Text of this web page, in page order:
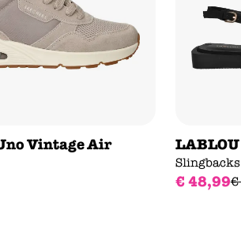
Vintage Air LABLOU
Slingbacks
€48,99€